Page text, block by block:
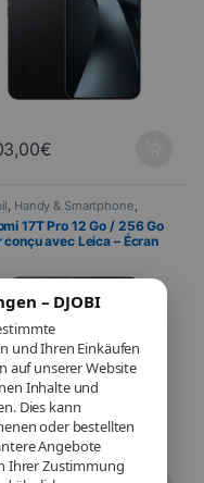
– DJOBI
und Ihren Einkäufen
auf unserer Website
Inhalte und
Dies kann
oder bestellten
Angebote
Ihrer Zustimmung
€
, Handy & Smartphone,
17T Pro 12 Go / 256 Go
conçu avec Leica – Écran